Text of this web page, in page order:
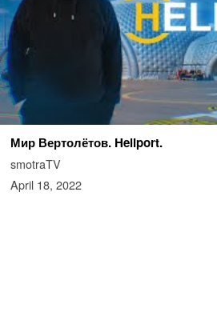
Мир Вертолётов. Heliport.
smotraTV
April 18, 2022